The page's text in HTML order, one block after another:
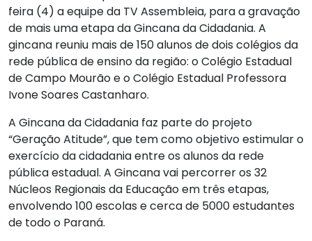
feira (4) a equipe da TV Assembleia, para a gravação
de mais uma etapa da Gincana da Cidadania. A
gincana reuniu mais de 150 alunos de dois colégios da
rede pública de ensino da região: o Colégio Estadual
de Campo Mourão e o Colégio Estadual Professora
Ivone Soares Castanharo.
A Gincana da Cidadania faz parte do projeto
“Geração Atitude”, que tem como objetivo estimular o
exercício da cidadania entre os alunos da rede
pública estadual. A Gincana vai percorrer os 32
Núcleos Regionais da Educação em três etapas,
envolvendo 100 escolas e cerca de 5000 estudantes
de todo o Paraná.